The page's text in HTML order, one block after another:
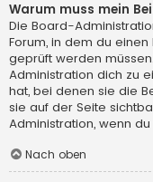
Warum muss mein
Die Board-
Forum, in dem du
geprüft werden
Administration dich zu
hat, bei denen sie die
sie auf der Seite
Administration, wenn
Nach oben